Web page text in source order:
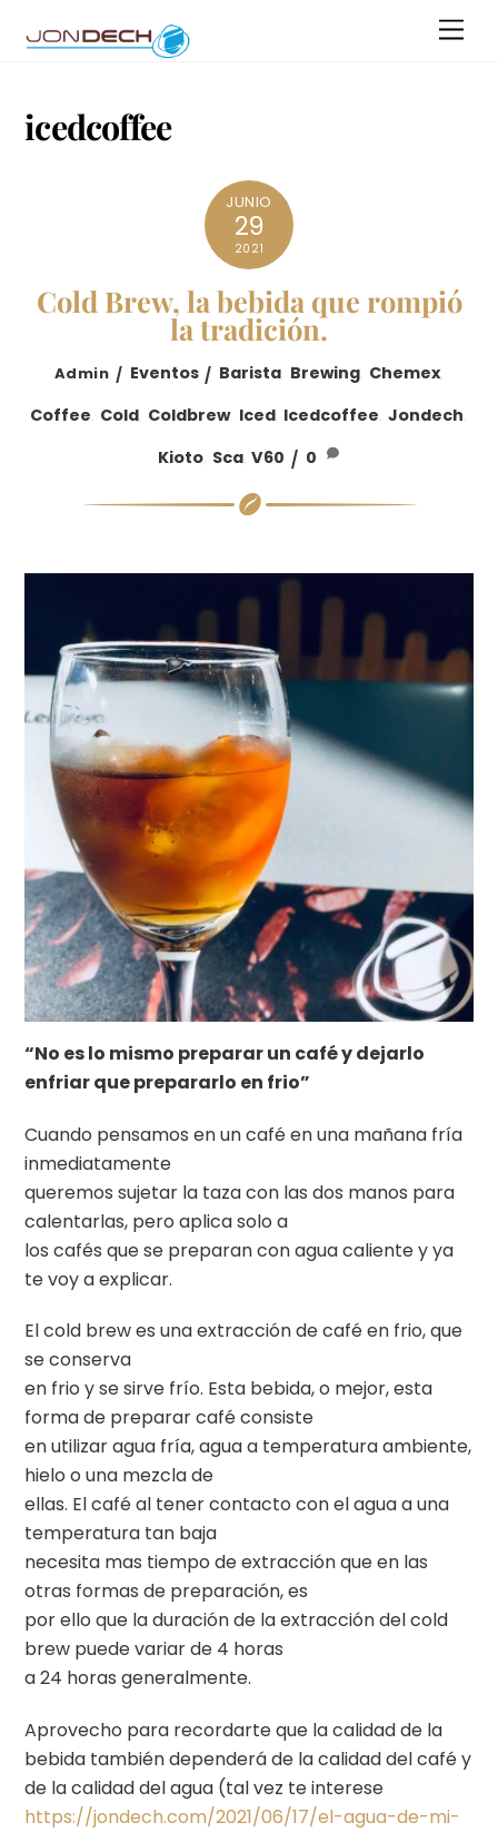
icedcoffee
JUNIO
29
2021
Cold Brew, la bebida que rompió
la tradición.
Admin Eventos Barista Brewing Chemex,
Coffee Cold Coldbrew, Iced, Icedcoffee Jondech
Kioto Sca, V60 0
“No es lo mismo preparar un café y dejarlo
enfriar que prepararlo en frio”
Cuando pensamos en un café en una mañana fría
inmediatamente
queremos sujetar la taza con las dos manos para
calentarlas, pero aplica solo a
los cafés que se preparan con agua caliente y ya
te voy a explicar.
El cold brew es una extracción de café en frio, que
se conserva
en frio y se sirve frío. Esta bebida, o mejor, esta
forma de preparar café consiste
en utilizar agua fría, agua a temperatura ambiente,
hielo o una mezcla de
ellas. El café al tener contacto con el agua a una
temperatura tan baja
necesita mas tiempo de extracción que en las
otras formas de preparación, es
por ello que la duración de la extracción del cold
brew puede variar de 4 horas
a 24 horas generalmente.
Aprovecho para recordarte que la calidad de la
bebida también dependerá de la calidad del café y
de la calidad del agua (tal vez te interese
https://jondech.com/2021/06/17/el-agua-de-mi-